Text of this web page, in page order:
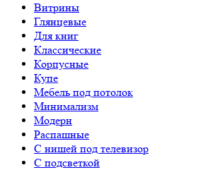
Витрины
Глянцевые
Для книг
Классические
Корпусные
Купе
Мебель под потолок
Минимализм
Модерн
Распашные
С нишей под телевизор
С подсветкой